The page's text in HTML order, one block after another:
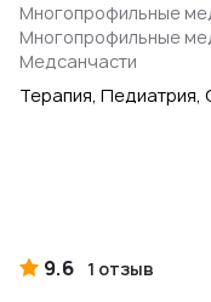
Многопрофильные
Многопрофильные
Медсанчасти
Терапия, Педиатрия,
9.6 1 отзыв